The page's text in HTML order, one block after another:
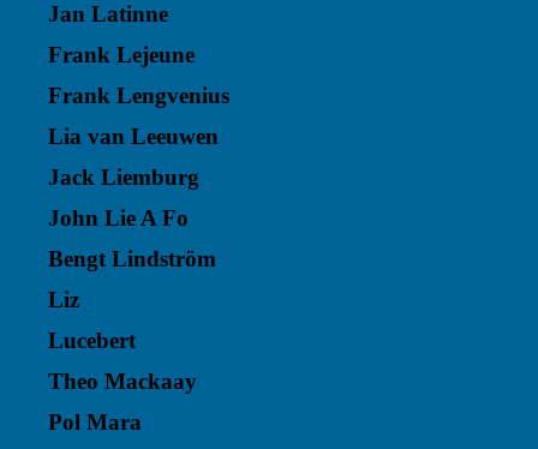
Jan Latinne
Frank Lejeune
Frank Lengvenius
Lia van Leeuwen
Jack Liemburg
John Lie A Fo
Bengt Lindström
Liz
Lucebert
Theo Mackaay
Pol Mara